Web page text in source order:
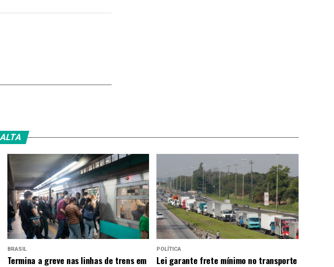
BRASIL
Termina a greve nas linhas de trens em
POLÍTICA
Lei garante frete mínimo no transporte